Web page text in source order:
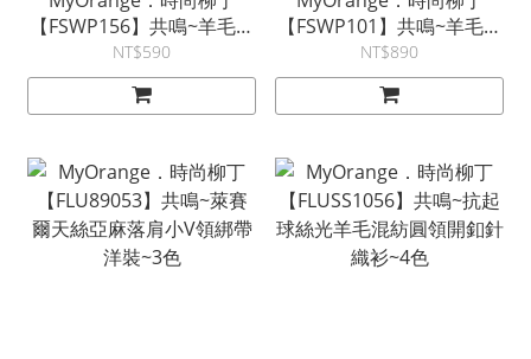
【FSWP156】共鳴~羊毛混
紡肌理感立領針織背心~5
色
NT$590
【FSWP101】共鳴~羊毛混
紡三角披肩針織衫套裝~3
色
NT$890